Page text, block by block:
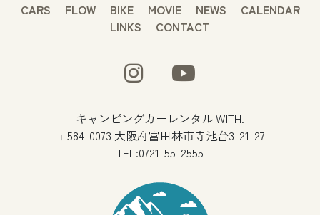
CARS FLOW BIKE MOVIE NEWS
CALENDAR
LINKS
CONTACT
キャンピングカーレンタル WITH.
〒584-0073 大阪府富田林市寺池台3-21-27
TEL:0721-55-2555